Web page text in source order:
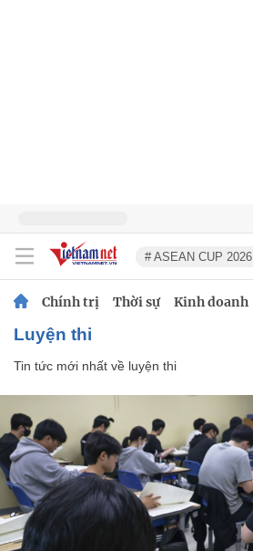
# ASEAN CUP 2026
Chính trị Thời sự Kinh doanh
luyện thi
Tin tức mới nhất về luyện thi